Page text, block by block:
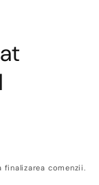
finalizarea comenzii.